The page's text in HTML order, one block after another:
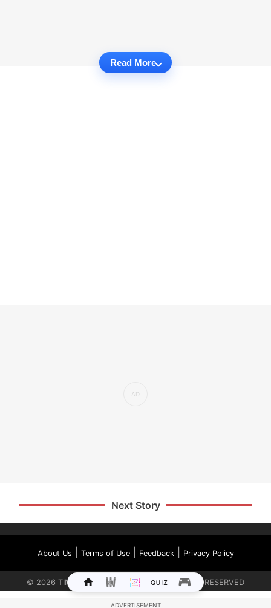
Read More
Next Story
About Us Terms of Use| Feedback| Privacy Policy
© 2026 TIMES INTERNET LIMITED. ALL RIGHTS RESERVED